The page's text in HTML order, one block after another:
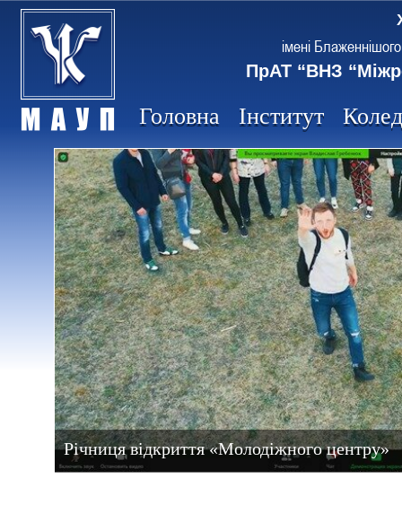
імені
ПрАТ “ВНЗ
Головна Інститут
Річниця відкриття «Молодіжного центру»